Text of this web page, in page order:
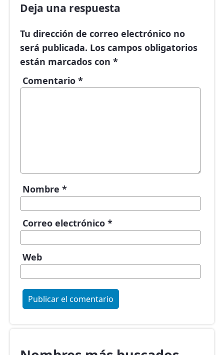
Deja una respuesta
Tu dirección de correo electrónico no
será publicada. Los campos obligatorios
están marcados con *
Comentario *
Nombre *
Correo electrónico *
Web